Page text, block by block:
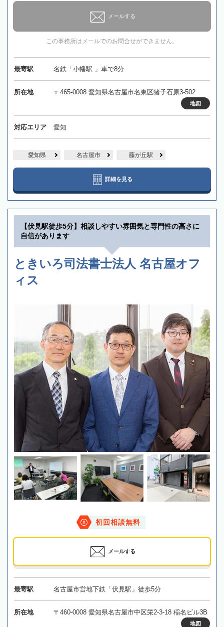
メールする
この事務所はメールでのお問合せができません。
最寄駅 名鉄「小幡駅 」車で8分
所在地 〒465-0008 愛知県名古屋市名東区猪子石原3-502
地図
対応エリア 愛知
愛知県 名古屋市 藤が丘駅
詳細を見る
【伏見駅徒歩5分】相談しやすい雰囲気と専門性の高さに
自信があります
ときいろ司法書士法人 名古屋オフ
ィス
初回相談無料
メールする
最寄駅 名古屋市営地下鉄「伏見駅」徒歩5分
所在地 〒460-0008 愛知県名古屋市中区栄2-3-18 稲名ビル3B
地図